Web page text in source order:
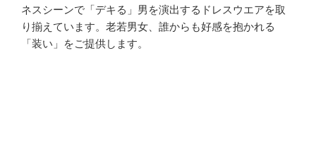
ネスシーンで「デキる」男を演出するドレスウエアを取
り揃えています。老若男女、誰からも好感を抱かれる
「装い」をご提供します。